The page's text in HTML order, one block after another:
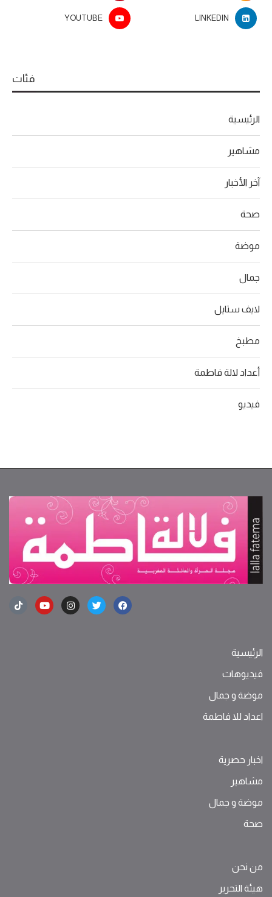
LINKEDIN
YOUTUBE
فئات
الرئيسية
مشاهير
آخر الأخبار
صحة
موضة
جمال
لايف ستايل
مطبخ
أعداد لالة فاطمة
فيديو
الرئيسية
فيديوهات
موضة ‫و‬ ‫‬‫جمال‬
اعداد للا فاطمة
اخبار حصرية
مشاهير
موضة ‫و‬ ‫‬‫جمال‬
صحة
من نحن
هيئة التحرير